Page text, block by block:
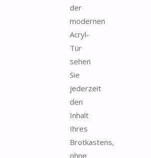
der
modernen
Acryl-
Tür
sehen
Sie
jederzeit
den
Inhalt
Ihres
Brotkastens,
ohne